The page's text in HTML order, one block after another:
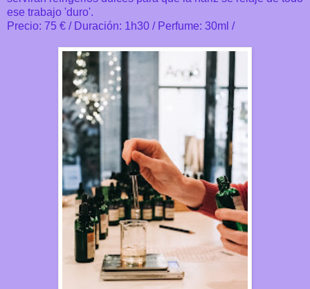
ese trabajo 'duro'.
Precio: 75 € / Duración: 1h30 / Perfume: 30ml /